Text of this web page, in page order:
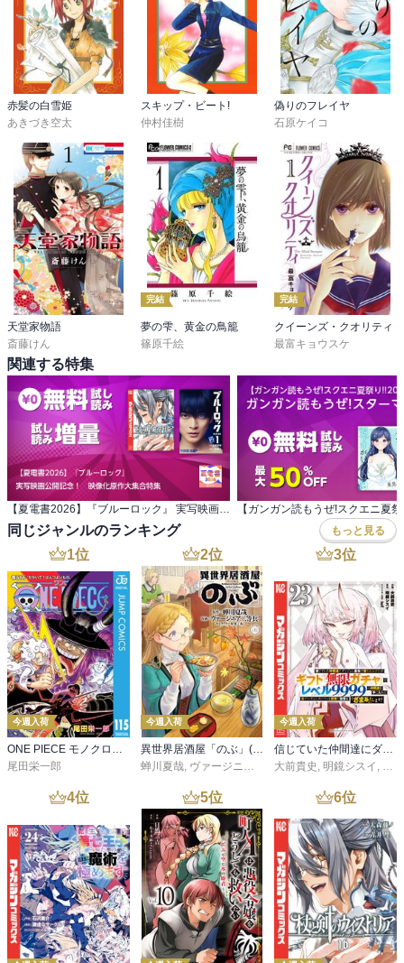
日本人による優れた中国史創作があるように、政治的に距離をおい
たきちんと「エンターテイメント」として成り立つ高句麗史創作が
あってもいいと思うのだが、
何かそうでもなく、安易に韓流におもねただけのようなもやっとも
ったいない感。
そのあたりが、少々引っかかるところ。
ひっかかりながらも、読み続けたのは、単行本に収録されている作
者のコラム。
何で韓国っぽいのかはよくわからないままだが、
作中の人物一人一人に対して本当に思い入れを込めているのだな
あ、と感じた。
タイトルがなかなか決まらなかったが、このタイトルに決めた時の
エピソード、
創作が進まないときの苦労、それを乗り越えた話などを聞くと、
「安易に韓流ブームに乗った」と決めてかかった自分が、非常に失
礼で、器の小さな人間に感じた。
というか、何かを書くということは、相当なエネルギーを要するも
の。
どの作品にしても、やはり作者への敬意を持って、誠実に読まない
といけないと思った。
登場人物の数は結構多い方ではないかと思う。
ヨナを守る従者ハクと四龍たち。ヨナの初恋の人にして父の敵であ
る簒奪者スウォン様。
このあたりがメインなのだが、その周辺にもたくさんの人がいる。
１・２巻でヨナに言い寄っていた火の部族長の「残念な次男坊」カ
ン・テジュンなんてのは、
3巻以降すっかり存在を忘れていたのだが、9巻でカムバック、10巻
で主役級に生まれ変わる。
といっても、弱くて、情けなくて、でもそんな彼なりの成長を感じ
る。
少女漫画はイケメンインフレ傾向にあるので、こういうかっこ悪く
て味のあるキャラというのは貴重。
10巻まで読んだところの感想だが、まあまあ、普通に面白いと思
う。
「韓国」とはちと切り離して、「アジア風異世界」として見たとす
ると、可もなく不可もなく。
それだけ、日本のアジア風異世界ものも増えてきたということか。
どちらかというと、この作品はストーリーや世界観に独創性を求め
るよりも、
赤髪の白雪姫
あきづき空太
スキップ・ビート!
仲村佳樹
偽りのフレイヤ
石原ケイコ
天堂家物語
斎藤けん
完結
夢の雫、黄金の鳥籠
篠原千絵
完結
クイーンズ・クオリティ
最富キョウスケ
関連する特集
同じジャンルのランキング もっと見る
1位
今週入荷
ONE PIECE モノクロ版 115
尾田栄一郎
2位
今週入荷
異世界居酒屋「のぶ」(22)
蝉川夏哉, ヴァージニア二等兵 ,転
3位
今週入荷
信じていた仲間達にダンジョン奥地で殺されかけたがギフト『無限ガチャ』でレベル９９９９の仲間達を手に入れて元パーティーメンバーと世界に復讐＆『ざまぁ！』します！（２３）
大前貴史 , 明鏡シスイ , ｔ
4位 5位 6位